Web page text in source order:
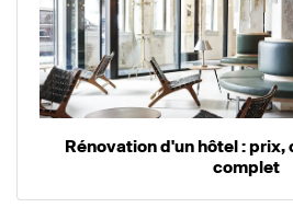
Rénovation d'un hôtel : prix,
complet